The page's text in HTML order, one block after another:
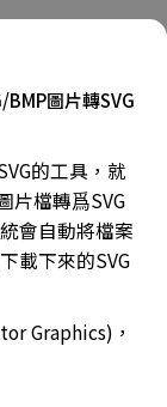
圖片轉SVG
的工具，就
片檔轉爲SVG
會自動將檔案
載下來的SVG
Graphics)，